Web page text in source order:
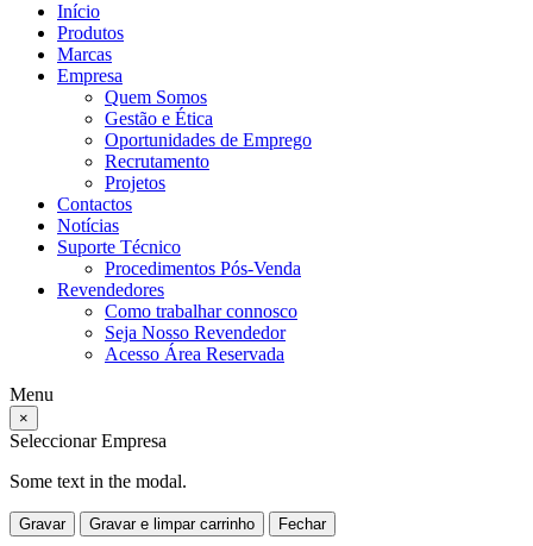
Início
Produtos
Marcas
Empresa
Quem Somos
Gestão e Ética
Oportunidades de Emprego
Recrutamento
Projetos
Contactos
Notícias
Suporte Técnico
Procedimentos Pós-Venda
Revendedores
Como trabalhar connosco
Seja Nosso Revendedor
Acesso Área Reservada
Menu
×
Seleccionar Empresa
Some text in the modal.
Gravar Gravar e limpar carrinho Fechar